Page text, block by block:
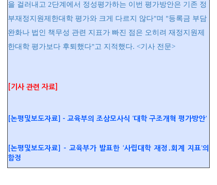
을 걸러내고 2단계에서 정성평가하는 이번 평가방안은 기존 정
부재정지원제한대학 평가와 크게 다르지 않다"며 "등록금 부담
완화나 법인 책무성 관련 지표가 빠진 점은 오히려 재정지원제
한대학 평가보다 후퇴했다"고 지적했다. <기사 전문>
[기사 관련 자료]
[논평및보도자료] - 교육부의 조삼모사식 ‘대학 구조개혁 평가방안’
[논평및보도자료] - 교육부가 발표한 ‘사립대학 재정․회계 지표’의
함정